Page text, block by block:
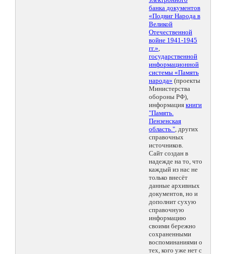
банка документов
«Подвиг Народа в
Великой
Отечественной
войне 1941-1945
гг.»,
государственной
информационной
системы «Память
народа» (проекты
Министерства
обороны РФ),
информация книги
"Память.
Пензенская
область.", других
справочных
источников.
Сайт создан в
надежде на то, что
каждый из нас не
только внесёт
данные архивных
документов, но и
дополнит сухую
справочную
информацию
своими бережно
сохраненными
воспоминаниями о
тех, кого уже нет с